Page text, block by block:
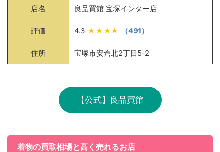
店名 良品買館 宝塚インター店
評価 4.3 ★★★★ （491）
住所 宝塚市安倉北2丁目5-2
【公式】良品買館
着物の買取相場と高く売れるお店